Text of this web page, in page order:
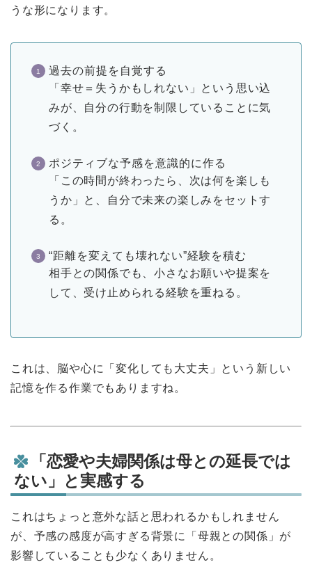
うな形になります。
過去の前提を自覚する
「幸せ＝失うかもしれない」という思い込
みが、自分の行動を制限していることに気
づく。
ポジティブな予感を意識的に作る
「この時間が終わったら、次は何を楽しも
うか」と、自分で未来の楽しみをセットす
る。
“距離を変えても壊れない”経験を積む
相手との関係でも、小さなお願いや提案を
して、受け止められる経験を重ねる。
これは、脳や心に「変化しても大丈夫」という新しい
記憶を作る作業でもありますね。
「恋愛や夫婦関係は母との延長では
ない」と実感する
これはちょっと意外な話と思われるかもしれません
が、予感の感度が高すぎる背景に「母親との関係」が
影響していることも少なくありません。